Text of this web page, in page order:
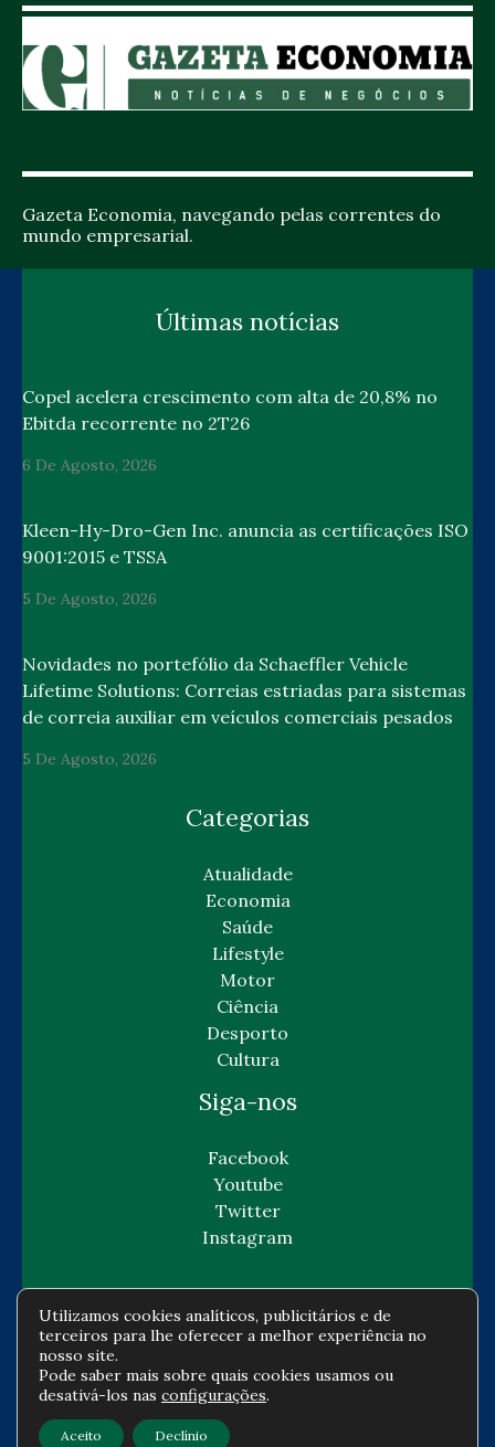
Gazeta Economia, navegando pelas correntes do
mundo empresarial.
Últimas notícias
Copel acelera crescimento com alta de 20,8% no
Ebitda recorrente no 2T26
6 De Agosto, 2026
Kleen-Hy-Dro-Gen Inc. anuncia as certificações ISO
9001:2015 e TSSA
5 De Agosto, 2026
Novidades no portefólio da Schaeffler Vehicle
Lifetime Solutions: Correias estriadas para sistemas
de correia auxiliar em veículos comerciais pesados
5 De Agosto, 2026
Categorias
Atualidade
Economia
Saúde
Lifestyle
Motor
Ciência
Desporto
Cultura
Siga-nos
Facebook
Youtube
Twitter
Instagram
Copyright © Todos os direitos reservados -
gazetaeconomia.com
Política de privacidade
Utilizamos cookies analíticos, publicitários e de
terceiros para lhe oferecer a melhor experiência no
nosso site.
Pode saber mais sobre quais cookies usamos ou
desativá-los nas configurações.
Aceito Declínio